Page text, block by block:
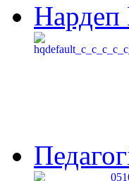
Нардеп